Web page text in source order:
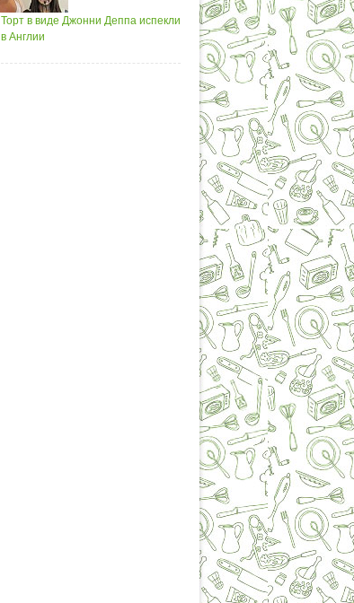
Торт в виде Джонни Деппа испекли
в Англии